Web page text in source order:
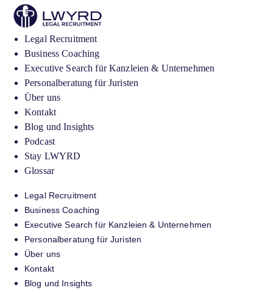
Legal Recruitment
Business Coaching
Executive Search für Kanzleien & Unternehmen
Personalberatung für Juristen
Über uns
Kontakt
Blog und Insights
Podcast
Stay LWYRD
Glossar
Legal Recruitment
Business Coaching
Executive Search für Kanzleien & Unternehmen
Personalberatung für Juristen
Über uns
Kontakt
Blog und Insights